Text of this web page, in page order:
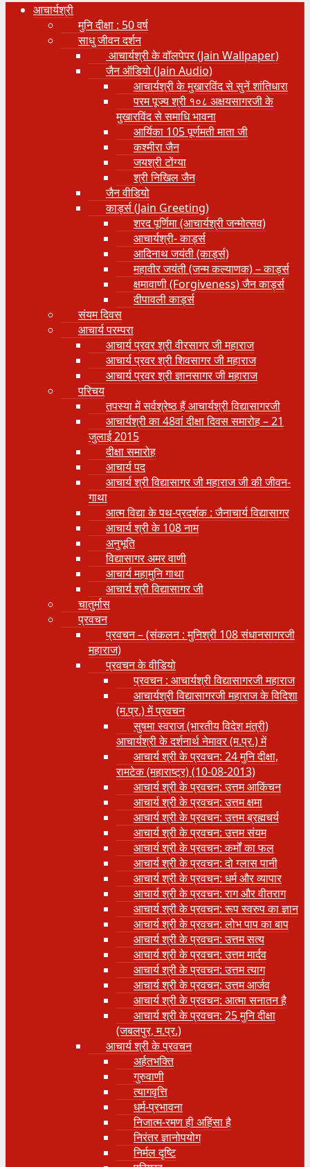
आचार्यश्री
मुनि दीक्षा : 50 वर्ष
साधु जीवन दर्शन
आचार्यश्री के वॉलपेपर (Jain Wallpaper)
जैन ऑडियो (Jain Audio)
आचार्यश्री के मुखारविंद से सुनें शांतिधारा
परम पूज्य श्री १०८ अक्षयसागरजी के
मुखारविंद से समाधि भावना
आर्यिका 105 पूर्णमती माता जी
कश्मीरा जैन
जयश्री टोंग्या
श्री निखिल जैन
जैन वीडियो
कार्ड्स (Jain Greeting)
शरद पूर्णिमा (आचार्यश्री जन्मोत्सव)
आचार्यश्री- कार्ड्स
आदिनाथ जयंती (कार्ड्स)
महावीर जयंती (जन्म कल्याणक) – कार्ड्स
क्षमावाणी (Forgiveness) जैन कार्ड्स
दीपावली कार्ड्स
संयम दिवस
आचार्य परम्परा
आचार्य प्रवर श्री वीरसागर जी महाराज
आचार्य प्रवर श्री शिवसागर जी महाराज
आचार्य प्रवर श्री ज्ञानसागर जी महाराज
परिचय
तपस्या में सर्वश्रेष्ठ हैं आचार्यश्री विद्यासागरजी
आचार्यश्री का 48वां दीक्षा दिवस समारोह – 21
जुलाई 2015
दीक्षा समारोह
आचार्य पद
आचार्य श्री विद्यासागर जी महाराज जी की जीवन-
गाथा
आत्म विद्या के पथ-प्रदर्शक : जैनाचार्य विद्यासागर
आचार्य श्री के 108 नाम
अनुभूति
विद्यासागर अमर वाणी
आचार्य महामुनि गाथा
आचार्य श्री विद्यासागर जी
चातुर्मास
प्रवचन
प्रवचन – (संकलन : मुनिश्री 108 संधानसागरजी
महाराज)
प्रवचन के वीडियो
प्रवचन : आचार्यश्री ‍विद्यासागरजी महाराज
आचार्यश्री विद्यासागरजी महाराज के विदिशा
(म.प्र.) में प्रवचन
सुषमा स्वराज (भारतीय विदेश मंत्री)
आचार्यश्री के दर्शनार्थ नेमावर (म.प्र.) में
आचार्य श्री के प्रवचन: 24 मुनि दीक्षा,
रामटेक (महाराष्ट्र) (10-08-2013)
आचार्य श्री के प्रवचन: उत्तम आकिंचन
आचार्य श्री के प्रवचन: उत्तम क्षमा
आचार्य श्री के प्रवचन: उत्तम ब्रह्मचर्य
आचार्य श्री के प्रवचन: उत्तम संयम
आचार्य श्री के प्रवचन: कर्मों का फल
आचार्य श्री के प्रवचन: दो ग्लास पानी
आचार्य श्री के प्रवचन: धर्म और व्यापार
आचार्य श्री के प्रवचन: राग और वीतराग
आचार्य श्री के प्रवचन: रूप स्वरुप का ज्ञान
आचार्य श्री के प्रवचन: लोभ पाप का बाप
आचार्य श्री के प्रवचन: उत्तम सत्य
आचार्य श्री के प्रवचन: उत्तम मार्दव
आचार्य श्री के प्रवचन: उत्तम त्याग
आचार्य श्री के प्रवचन: उत्तम आर्जव
आचार्य श्री के प्रवचन: आत्मा सनातन है
आचार्य श्री के प्रवचन: 25 मुनि दीक्षा
(जबलपुर, म.प्र.)
आचार्य श्री के प्रवचन
अर्हतभक्ति
गुरुवाणी
त्यागवृत्ति
धर्म-प्रभावना
निजात्म-रमण ही अहिंसा है
निरंतर ज्ञानोपयोग
निर्मल दृष्टि